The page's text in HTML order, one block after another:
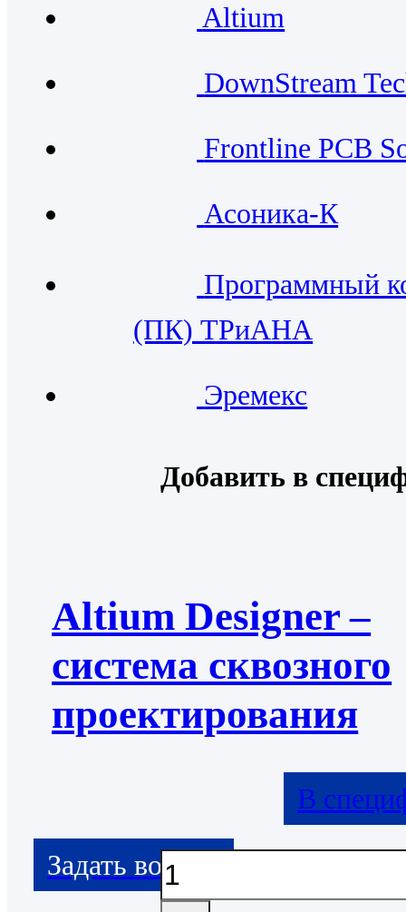
Altium
DownStream
Frontline PCB
Асоника-К
Программный
(ПК) ТРиАНА
Эремекс
Altium Designer –
система сквозного
проектирования
В
Добавить в